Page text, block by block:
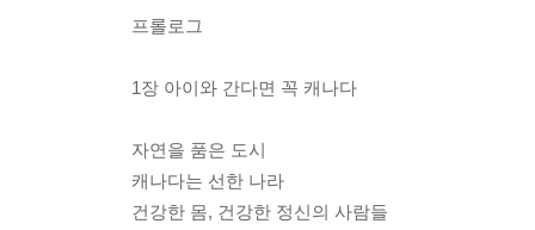
프롤로그
1장 아이와 간다면 꼭 캐나다
자연을 품은 도시
캐나다는 선한 나라
건강한 몸, 건강한 정신의 사람들